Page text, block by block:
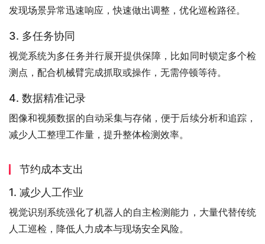
发现场景异常迅速响应，快速做出调整，优化巡检路径。
3. 多任务协同
视觉系统为多任务并行展开提供保障，比如同时锁定多个检
测点，配合机械臂完成抓取或操作，无需停顿等待。
4. 数据精准记录
图像和视频数据的自动采集与存储，便于后续分析和追踪，
减少人工整理工作量，提升整体检测效率。
节约成本支出
1. 减少人工作业
视觉识别系统强化了机器人的自主检测能力，大量代替传统
人工巡检，降低人力成本与现场安全风险。